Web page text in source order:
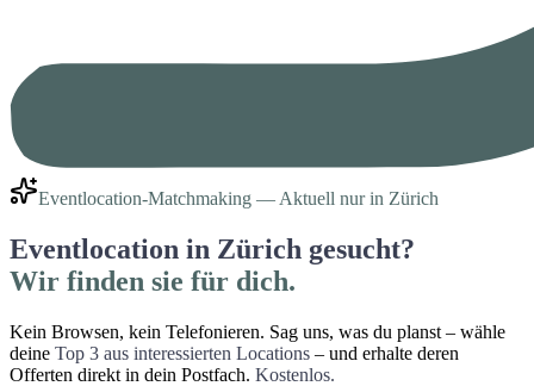
Eventlocation-Matchmaking — Aktuell nur in Zürich
Eventlocation in Zürich gesucht?
Wir finden sie für dich.
Kein Browsen, kein Telefonieren. Sag uns, was du planst – wähle
deine Top 3 aus interessierten Locations – und erhalte deren
Offerten direkt in dein Postfach. Kostenlos.